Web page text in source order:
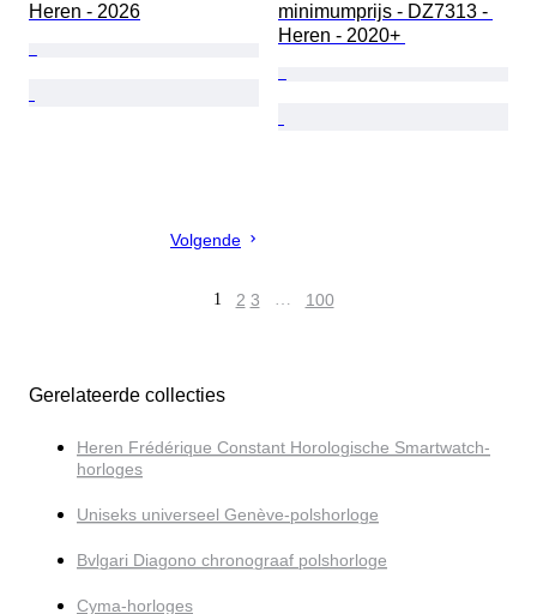
Heren - 2026
minimumprijs - DZ7313 -
Heren - 2020+
Volgende
1 2 3 … 100
Gerelateerde collecties
Heren Frédérique Constant Horologische Smartwatch-
horloges
Uniseks universeel Genève-polshorloge
Bvlgari Diagono chronograaf polshorloge
Cyma-horloges